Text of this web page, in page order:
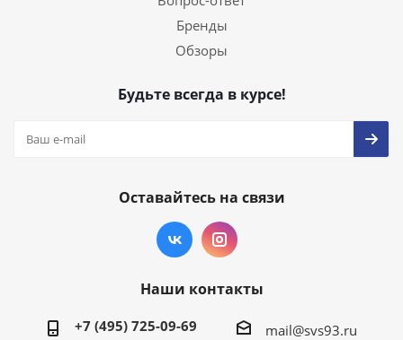
Бренды
Обзоры
Будьте всегда в курсе!
Оставайтесь на связи
Наши контакты
+7 (495) 725-09-69 mail@svs93.ru